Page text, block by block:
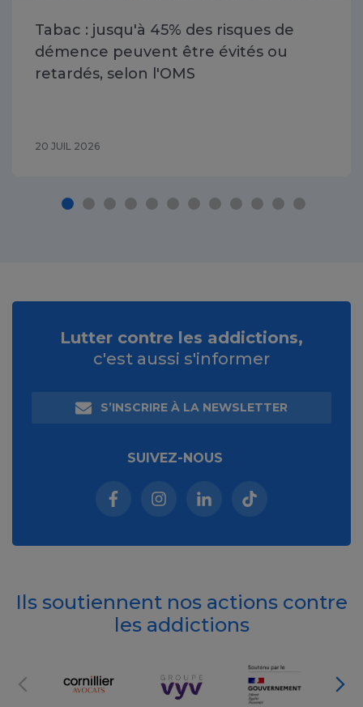
Tabac : jusqu'à 45% des risques de
démence peuvent être évités ou
retardés, selon l'OMS
20 JUIL 2026
Lutter contre les addictions,
c'est aussi s'informer
S’INSCRIRE À LA NEWSLETTER
SUIVEZ-NOUS
Facebook (nouvelle fenêtre)
Instagram (nouvelle fenêtre)
Linkedin (nouvelle
Tiktok (nouvelle
Ils soutiennent nos actions contre
les addictions